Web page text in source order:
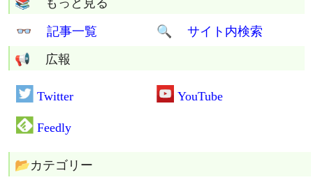
⚖ 人間関係も清算済み
⚰ 遺品整理も容赦なし
🏡 空き家処分を無料でお手伝い
まとめページ
🔰 はじめに
🍲食：手間と食費が最低限の食事